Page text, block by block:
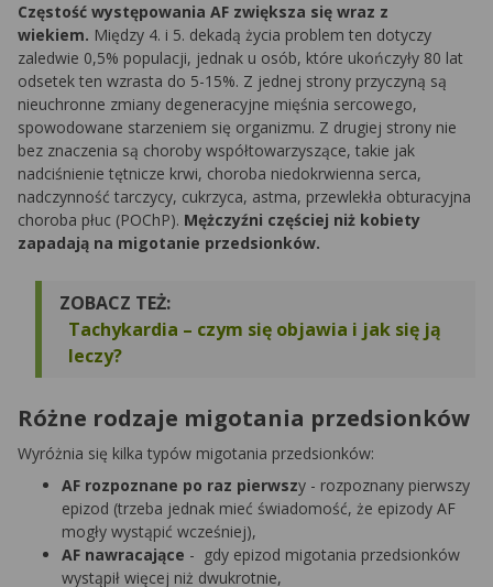
Częstość występowania AF zwiększa się wraz z
wiekiem. Między 4. i 5. dekadą życia problem ten dotyczy
zaledwie 0,5% populacji, jednak u osób, które ukończyły 80 lat
odsetek ten wzrasta do 5-15%. Z jednej strony przyczyną są
nieuchronne zmiany degeneracyjne mięśnia sercowego,
spowodowane starzeniem się organizmu. Z drugiej strony nie
bez znaczenia są choroby współtowarzyszące, takie jak
nadciśnienie tętnicze krwi, choroba niedokrwienna serca,
nadczynność tarczycy, cukrzyca, astma, przewlekła obturacyjna
choroba płuc (POChP). Mężczyźni częściej niż kobiety
zapadają na migotanie przedsionków.
ZOBACZ TEŻ:
Tachykardia – czym się objawia i jak się ją
leczy?
Różne rodzaje migotania przedsionków
Wyróżnia się kilka typów migotania przedsionków:
AF rozpoznane po raz pierwszy - rozpoznany pierwszy
epizod (trzeba jednak mieć świadomość, że epizody AF
mogły wystąpić wcześniej),
AF nawracające - gdy epizod migotania przedsionków
wystąpił więcej niż dwukrotnie,